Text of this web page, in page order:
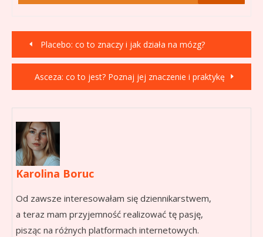
Nawigacja
wpisu
Placebo: co to znaczy i jak działa na mózg?
Asceza: co to jest? Poznaj jej znaczenie i praktykę
Karolina Boruc
Od zawsze interesowałam się dziennikarstwem,
a teraz mam przyjemność realizować tę pasję,
pisząc na różnych platformach internetowych.